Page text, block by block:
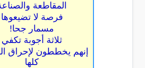
المقاطعة
فرصة لا تضيعوها
مسمار جحا!
ثلاثة أجوبة تكفي
إنهم يخططون لإحراق
كلها